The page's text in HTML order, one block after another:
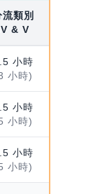
流類別
& V
小時
小時)
小時
小時)
小時
小時)